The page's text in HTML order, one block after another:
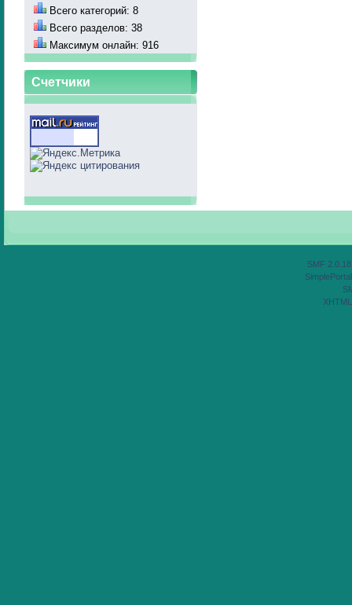
Всего категорий: 8
Всего разделов: 38
Максимум онлайн: 916
Счетчики
SMF 2.0.18
XHTML